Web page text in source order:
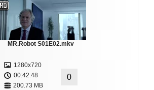
MR.Robot S01E02.mkv
1280x720
00:42:48
200.73 MB
0